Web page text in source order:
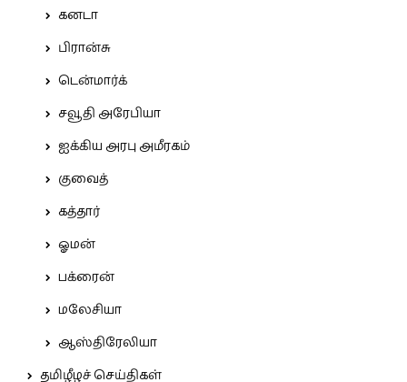
கனடா
பிரான்சு
டென்மார்க்
சவூதி அரேபியா
ஐக்கிய அரபு அமீரகம்
குவைத்
கத்தார்
ஓமன்
பக்ரைன்
மலேசியா
ஆஸ்திரேலியா
தமிழீழச் செய்திகள்